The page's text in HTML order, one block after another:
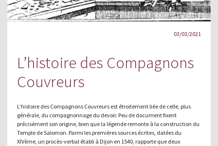
03/03/2021
L’histoire des Compagnons
Couvreurs
L’histoire des Compagnons Couvreurs est étroitement liée de celle, plus
générale, du compagnonnage du devoir. Peu de document fixent
précisément son origine, bien que la légende remonte à la construction du
Temple de Salomon. Parmi les premières sources écrites, datées du
XIVème, un procès-verbal établi à Dijon en 1540, rapporte que deux